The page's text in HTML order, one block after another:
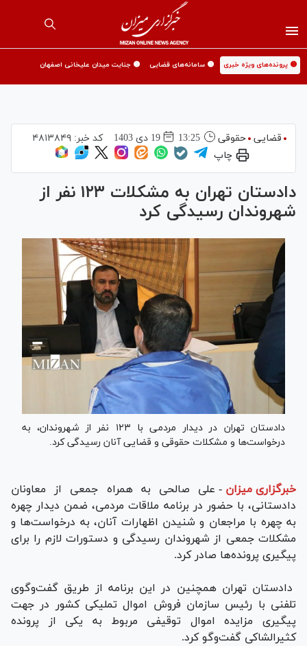
🟡 پرونده‌های ویژه خبری 🟡 سامانه‌های قضایی 🟡 جنایت میدان علیخانی اصفهان
قضایی حقوقی 13:25 19 دی 1403 کد خبر:۴۸۱۳۸۴۹
چاپ
دادستان تهران به مشکلات ۱۲۳ نفر از
شهروندان رسیدگی کرد
دادستان تهران در دیدار مردمی با ۱۲۳ نفر از شهروندان، به
درخواست‌ها و مشکلات حقوقی و قضایی آنان رسیدگی کرد.
خبرگزاری میزان - علی صالحی به همراه جمعی از معاونان
دادستانی، با حضور در برنامه ملاقات مردمی، ضمن دیدار چهره
به چهره با مراجعان و شنیدن اظهارات آنان، به درخواست‌ها و
مشکلات جمعی از شهروندان رسیدگی و دستورات لازم را برای
پیگیری پرونده‌ها صادر کرد.
دادستان تهران همچنین در این برنامه از طریق گفت‌وگوی
تلفنی با رئیس سازمان فروش اموال تملیکی کشور در جهت
پیگیری مزایده اموال توقیفی مربوط به یکی از پرونده
کثیرالشاکی گفت‌و‌گو کرد.